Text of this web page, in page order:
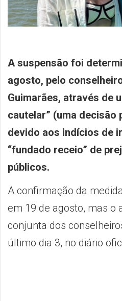
A suspensão foi
agosto, pelo
Guimarães, através de
cautelar” (uma decisão
devido aos indícios de
“fundado receio” de
públicos.
A confirmação da
em 19 de agosto, mas o
conjunta dos
último dia 3, no diário